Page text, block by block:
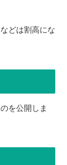
どは割高にな
を公開しま